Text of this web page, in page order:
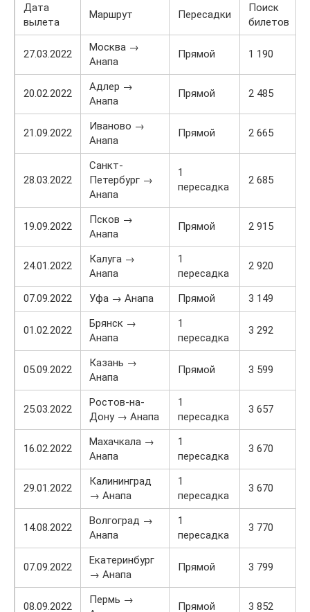
Дата
вылета
Маршрут Пересадки
Поиск
билетов
27.03.2022
Москва →
Анапа
Прямой 1 190
20.02.2022
Адлер →
Анапа
Прямой 2 485
21.09.2022
Иваново →
Анапа
Прямой 2 665
28.03.2022
Санкт-
Петербург →
Анапа
1
пересадка
2 685
19.09.2022
Псков →
Анапа
Прямой 2 915
24.01.2022
Калуга →
Анапа
1
пересадка
2 920
07.09.2022 Уфа → Анапа Прямой 3 149
01.02.2022
Брянск →
Анапа
1
пересадка
3 292
05.09.2022
Казань →
Анапа
Прямой 3 599
25.03.2022
Ростов-на-
Дону → Анапа
1
пересадка
3 657
16.02.2022
Махачкала →
Анапа
1
пересадка
3 670
29.01.2022
Калининград
→ Анапа
1
пересадка
3 670
14.08.2022
Волгоград →
Анапа
1
пересадка
3 770
07.09.2022
Екатеринбург
→ Анапа
Прямой 3 799
08.09.2022
Пермь →
Прямой 3 852